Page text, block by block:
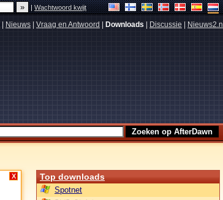
|Wachtwoord kwijt
Nieuws Vraag en Antwoord Downloads Discussie Nieuws2.nl
X Top downloads
Spotnet